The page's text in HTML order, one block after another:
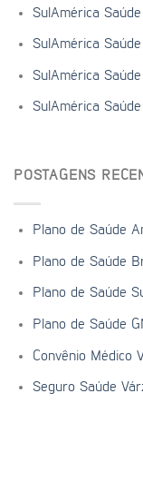
SulAmérica
SulAmérica
SulAmérica
SulAmérica
POSTAGENS
Plano de Saúde
Plano de Saúde
Plano de Saúde
Plano de Saúde
Convênio Médico
Seguro Saúde